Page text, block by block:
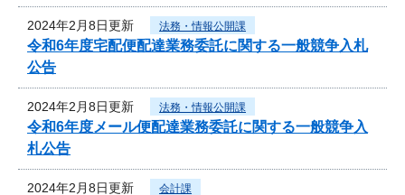
2024年2月8日更新 法務・情報公開課
令和6年度宅配便配達業務委託に関する一般競争入札
公告
2024年2月8日更新 法務・情報公開課
令和6年度メール便配達業務委託に関する一般競争入
札公告
2024年2月8日更新 会計課